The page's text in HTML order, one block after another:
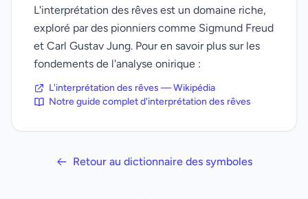
L'interprétation des rêves est un domaine riche,
exploré par des pionniers comme Sigmund Freud
et Carl Gustav Jung. Pour en savoir plus sur les
fondements de l'analyse onirique :
L'interprétation des rêves — Wikipédia
Notre guide complet d'interprétation des rêves
Retour au dictionnaire des symboles